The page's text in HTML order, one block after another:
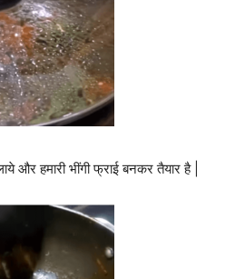
और हमारी भींगी फ्राई बनकर तैयार है |